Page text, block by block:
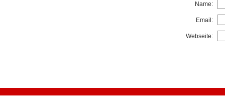
Name:
Email:
Webseite: